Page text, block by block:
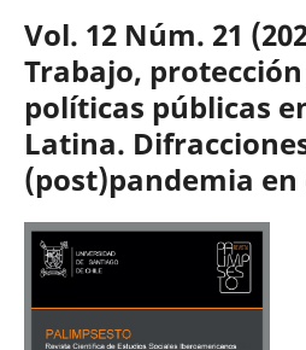
Vol. 12 Núm. 21
Trabajo,
políticas públicas
Latina.
(post)pandemia en